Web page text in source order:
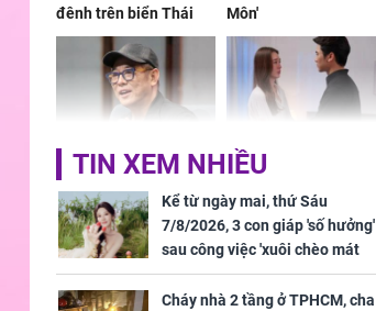
đênh trên biển Thái
Bình Dương
Môn'
Lý Liên Kiệt lên tiếng
sau tin đồn thay tim,
cởi áo chứng minh sức
khỏe
Cô gái bị ép đi xem
mắt, nhưng vừa thấy
đối tượng mai mối thì
đỏ mặt ‘đứng hình’
TIN XEM NHIỀU
Kể từ ngày mai, thứ Sáu
7/8/2026, 3 con giáp 'số hưởng'
sau công việc 'xuôi chèo mát
mái', tiền tài 'thu về như nước',
tình duyên viên mãn
Cháy nhà 2 tầng ở TPHCM, cha